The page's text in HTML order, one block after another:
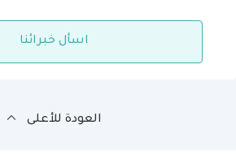
اسأل خبرائنا
العودة للأعلى